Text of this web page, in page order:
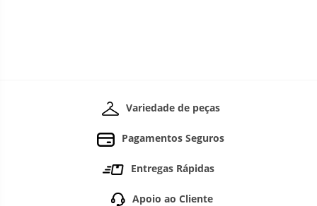
Variedade de peças
Pagamentos Seguros
Entregas Rápidas
Apoio ao Cliente